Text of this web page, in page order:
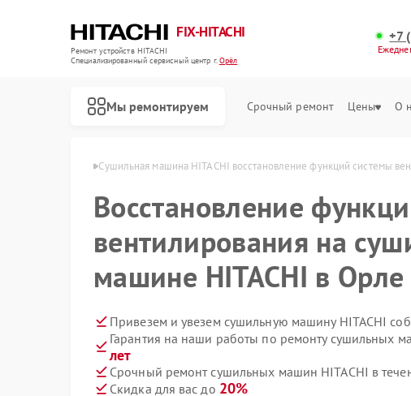
FIX-HITACHI
Ремонт устройств HITACHI
Специализированный cервисный центр г.Орёл
+7
Мы ремонтируем Срочный ремонт Цены О
HITACHI в Орле Сушильная машина HITACHI восстановление функций системы
Восстановление
вентилирования на
машине HITACHI в Орле
Привезем и увезем сушильную машину HITACHI
Гарантия на наши работы по ремонту сушильных
лет
Срочный ремонт сушильных машин HITACHI в
Скидка для вас до 20%